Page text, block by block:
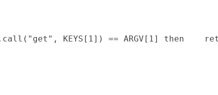
KEYS[1]) == ARGV[1] then